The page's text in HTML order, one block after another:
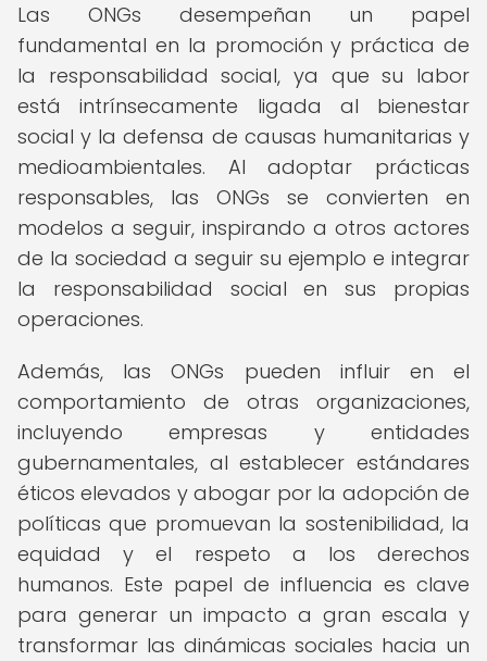
Las ONGs desempeñan un papel
fundamental en la promoción y práctica de
la responsabilidad social, ya que su labor
está intrínsecamente ligada al bienestar
social y la defensa de causas humanitarias y
medioambientales. Al adoptar prácticas
responsables, las ONGs se convierten en
modelos a seguir, inspirando a otros actores
de la sociedad a seguir su ejemplo e integrar
la responsabilidad social en sus propias
operaciones.
Además, las ONGs pueden influir en el
comportamiento de otras organizaciones,
incluyendo empresas y entidades
gubernamentales, al establecer estándares
éticos elevados y abogar por la adopción de
políticas que promuevan la sostenibilidad, la
equidad y el respeto a los derechos
humanos. Este papel de influencia es clave
para generar un impacto a gran escala y
transformar las dinámicas sociales hacia un